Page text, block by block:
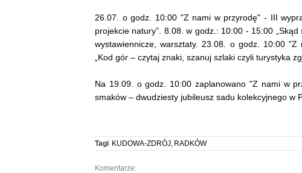
26.07. o godz. 10:00 "Z nami w przyrodę" - III
projekcie natury”. 8.08. w godz.: 10:00 - 15:00
wystawiennicze, warsztaty. 23.08. o godz. 10:00
„Kod gór – czytaj znaki, szanuj szlaki czyli turystyka
Na 19.09. o godz. 10:00 zaplanowano "Z nami w
smaków – dwudziesty jubileusz sadu kolekcyjnego w
Tagi KUDOWA-ZDRÓJ, RADKÓW
Komentarze: